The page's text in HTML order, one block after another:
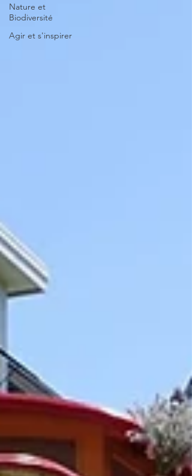
Nature et
Biodiversité
Agir et s'inspirer